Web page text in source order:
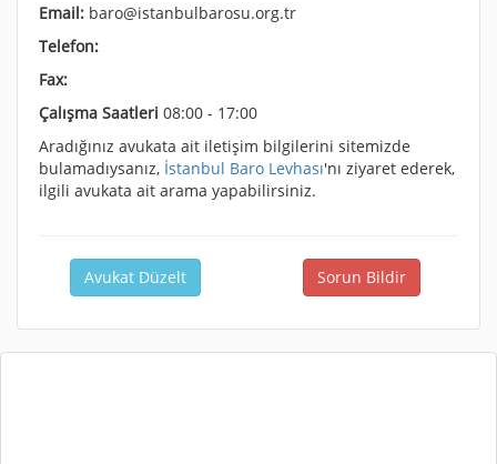
Email: baro@istanbulbarosu.org.tr
Telefon:
Fax:
Çalışma Saatleri 08:00 - 17:00
Aradığınız avukata ait iletişim bilgilerini sitemizde
bulamadıysanız, İstanbul Baro Levhası'nı ziyaret ederek,
ilgili avukata ait arama yapabilirsiniz.
Avukat Düzelt Sorun Bildir